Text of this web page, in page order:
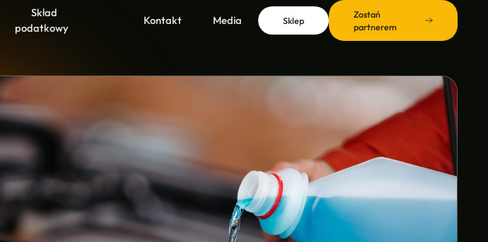
Skład
podatkowy
Kontakt Media Sklep
Zostań
partnerem